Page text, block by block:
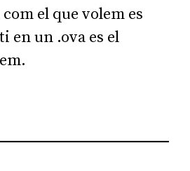
el que volem es
en un .ova es el